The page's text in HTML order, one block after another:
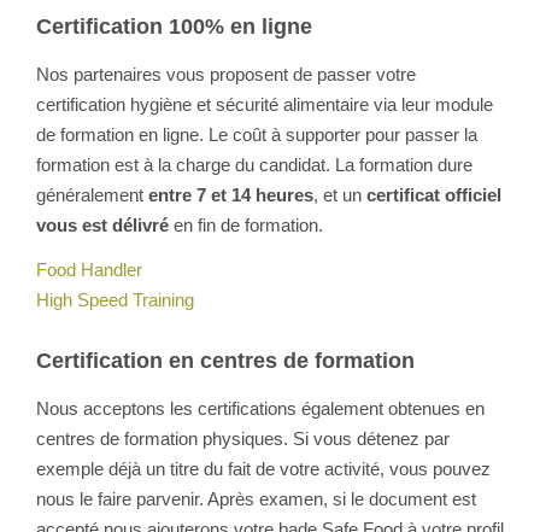
Certification 100% en ligne
Nos partenaires vous proposent de passer votre
certification hygiène et sécurité alimentaire via leur module
de formation en ligne. Le coût à supporter pour passer la
formation est à la charge du candidat. La formation dure
généralement entre 7 et 14 heures, et un certificat officiel
vous est délivré en fin de formation.
Food Handler
High Speed Training
Certification en centres de formation
Nous acceptons les certifications également obtenues en
centres de formation physiques. Si vous détenez par
exemple déjà un titre du fait de votre activité, vous pouvez
nous le faire parvenir. Après examen, si le document est